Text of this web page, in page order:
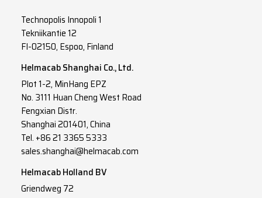
Technopolis Innopoli 1
Tekniikantie 12
FI-02150, Espoo, Finland
Helmacab Shanghai Co., Ltd.
Plot 1-2, MinHang EPZ
No. 3111 Huan Cheng West Road
Fengxian Distr.
Shanghai 201401, China
Tel. +86 21 3365 5333
sales.shanghai@helmacab.com
Helmacab Holland BV
Griendweg 72